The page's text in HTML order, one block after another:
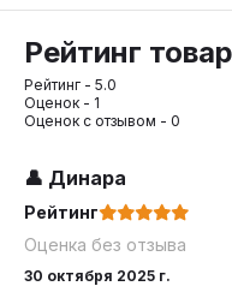
Рейтинг
Рейтинг - 5.0
Оценок - 1
Оценок с отзывом - 0
👤 Динара
Рейтинг
Оценка без отзыва
30 октября 2025 г.